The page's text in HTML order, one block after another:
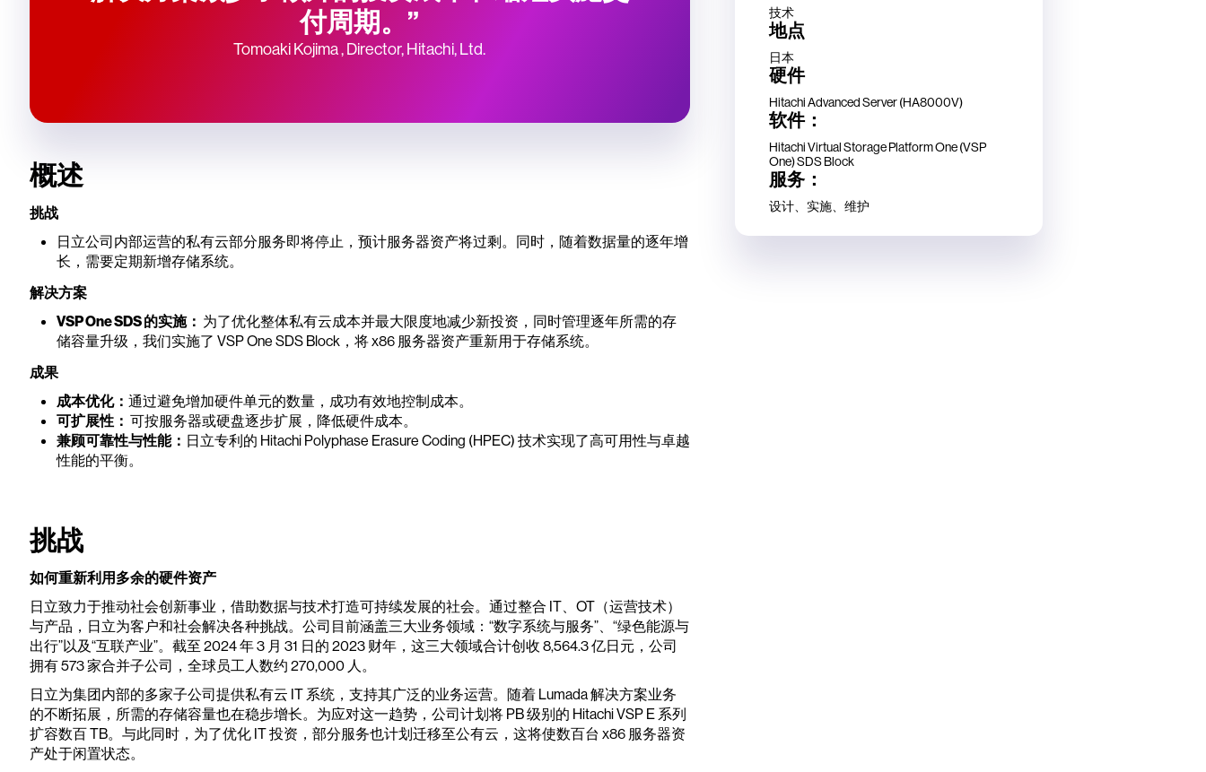
付周期。”
Tomoaki Kojima , Director, Hitachi, Ltd.
概述
挑战
日立公司内部运营的私有云部分服务即将停止，预计服务器资产将过剩。同时，随着数据量的逐年增
长，需要定期新增存储系统。
解决方案
VSP One SDS 的实施： 为了优化整体私有云成本并最大限度地减少新投资，同时管理逐年所需的存
储容量升级，我们实施了 VSP One SDS Block，将 x86 服务器资产重新用于存储系统。
成果
成本优化： 通过避免增加硬件单元的数量，成功有效地控制成本。
可扩展性： 可按服务器或硬盘逐步扩展，降低硬件成本。
兼顾可靠性与性能： 日立专利的 Hitachi Polyphase Erasure Coding (HPEC) 技术实现了高可用性与卓越
性能的平衡。
挑战
如何重新利用多余的硬件资产
日立致力于推动社会创新事业，借助数据与技术打造可持续发展的社会。通过整合 IT、OT（运营技术）
与产品，日立为客户和社会解决各种挑战。公司目前涵盖三大业务领域：“数字系统与服务”、“绿色能源与
出行”以及“互联产业”。截至 2024 年 3 月 31 日的 2023 财年，这三大领域合计创收 8,564.3 亿日元，公司
拥有 573 家合并子公司，全球员工人数约 270,000 人。
日立为集团内部的多家子公司提供私有云 IT 系统，支持其广泛的业务运营。随着 Lumada 解决方案业务
的不断拓展，所需的存储容量也在稳步增长。为应对这一趋势，公司计划将 PB 级别的 Hitachi VSP E 系列
扩容数百 TB。与此同时，为了优化 IT 投资，部分服务也计划迁移至公有云，这将使数百台 x86 服务器资
产处于闲置状态。
技术
地点
日本
硬件
Hitachi Advanced Server (HA8000V)
软件：
Hitachi Virtual Storage Platform One (VSP
One) SDS Block
服务：
设计、实施、维护